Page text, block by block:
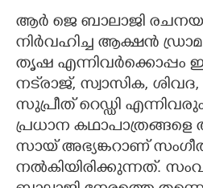
ആർ ജെ ബാലാജി
നിർവഹിച്ച ആക്ഷൻ
തൃഷ എന്നിവർക്കൊപ്പം
നട്‌രാജ്, സ്വാസിക,
സുപ്രീത് റെഡ്ഡി
പ്രധാന കഥാപാത്രങ്ങളെ
സായ് അഭ്യങ്കറാണ്
നൽകിയിരിക്കുന്നത്.